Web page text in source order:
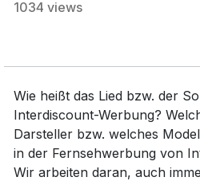
1034 views
Wie heißt das Lied bzw. der
Interdiscount-Werbung?
Darsteller bzw. welches
in der Fernsehwerbung von
Wir arbeiten daran, auch